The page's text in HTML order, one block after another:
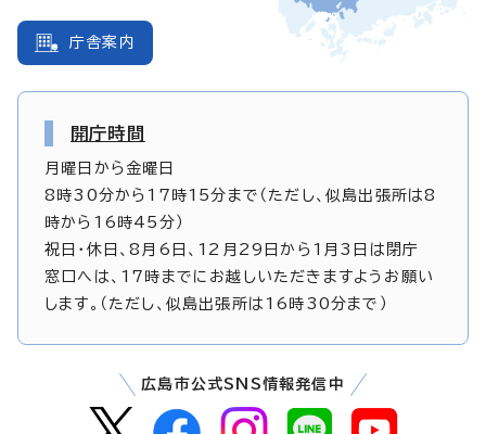
庁舎案内
開庁時間
月曜日から金曜日
8時30分から17時15分まで（ただし、似島出張所は8
時から16時45分）
祝日・休日、8月6日、12月29日から1月3日は閉庁
窓口へは、17時までにお越しいただきますようお願い
します。（ただし、似島出張所は16時30分まで）
広島市公式SNS情報発信中